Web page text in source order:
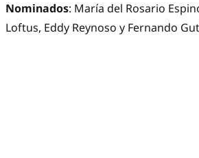
Nominados: María del Rosario
Loftus, Eddy Reynoso y Fernando